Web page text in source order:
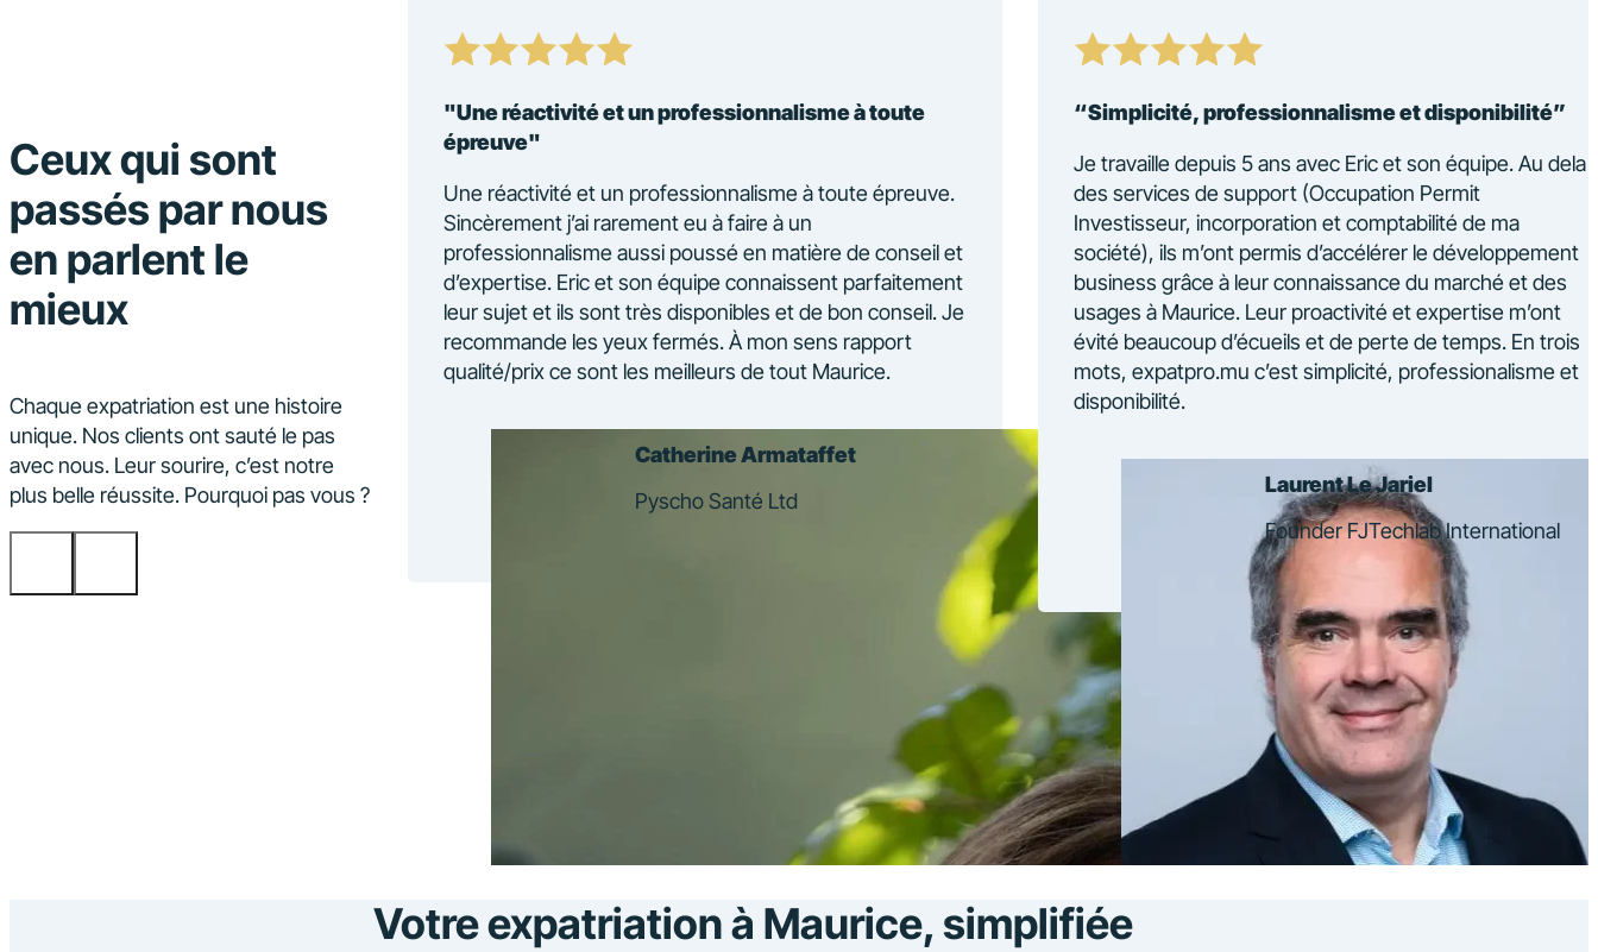
Ceux qui sont
passés par nous
en parlent le
mieux
Chaque expatriation est une histoire
unique. Nos clients ont sauté le pas
avec nous. Leur sourire, c’est notre
plus belle réussite. Pourquoi pas vous ?
sur mesure, humain et efficace à
d’ExpatPro a su comprendre
vers la meilleure solution de
la préparation du dossier,
final. Un vrai service clé en main
Sandra Leblé
Fondatrice - IO Corporate
Development
"Une réactivité et un professionnalisme à toute
épreuve"
Une réactivité et un professionnalisme à toute épreuve.
Sincèrement j’ai rarement eu à faire à un
professionnalisme aussi poussé en matière de conseil et
d’expertise. Eric et son équipe connaissent parfaitement
leur sujet et ils sont très disponibles et de bon conseil. Je
recommande les yeux fermés. À mon sens rapport
qualité/prix ce sont les meilleurs de tout Maurice.
Catherine Armataffet
Pyscho Santé Ltd
“Simplicité, professionnalisme et disponibilité”
Je travaille depuis 5 ans avec Eric et son équipe. Au dela
des services de support (Occupation Permit
Investisseur, incorporation et comptabilité de ma
société), ils m’ont permis d’accélérer le développement
business grâce à leur connaissance du marché et des
usages à Maurice. Leur proactivité et expertise m’ont
évité beaucoup d’écueils et de perte de temps. En trois
mots, expatpro.mu c’est simplicité, professionalisme et
disponibilité.
Laurent Le Jariel
Founder FJTechlab International
Votre expatriation à Maurice, simplifiée